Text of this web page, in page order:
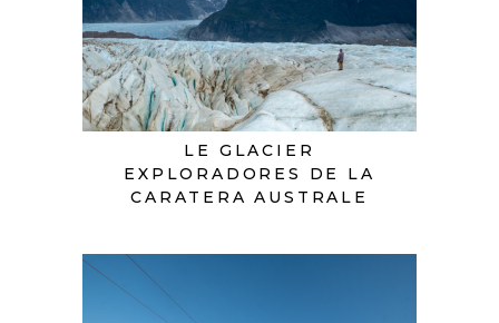
LE GLACIER
EXPLORADORES DE LA
CARATERA AUSTRALE